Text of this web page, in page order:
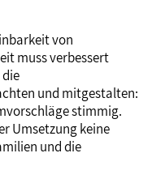
von
muss verbessert
und mitgestalten:
stimmig.
Umsetzung keine
und die